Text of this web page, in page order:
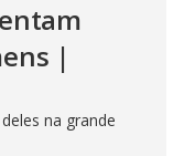
|
na grande